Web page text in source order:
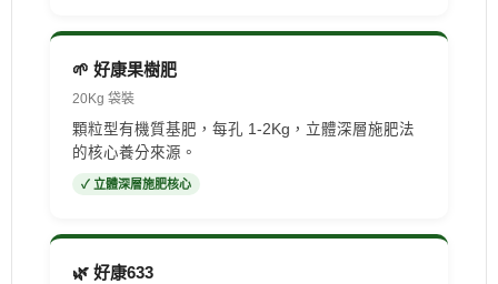
🌱 好康果樹肥
20Kg 袋裝
顆粒型有機質基肥，每孔 1-2Kg，立體深層施肥法
的核心養分來源。
✓ 立體深層施肥核心
🌿 好康633